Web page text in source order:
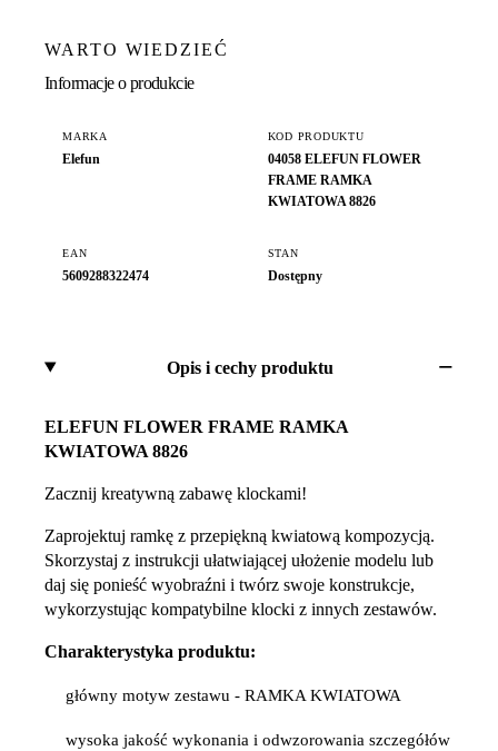
WARTO WIEDZIEĆ
Informacje o produkcie
MARKA
Elefun
KOD PRODUKTU
04058 ELEFUN FLOWER
FRAME RAMKA
KWIATOWA 8826
EAN
5609288322474
STAN
Dostępny
Opis i cechy produktu
ELEFUN FLOWER FRAME RAMKA
KWIATOWA 8826
Zacznij kreatywną zabawę klockami!
Zaprojektuj ramkę z przepiękną kwiatową kompozycją.
Skorzystaj z instrukcji ułatwiającej ułożenie modelu lub
daj się ponieść wyobraźni i twórz swoje konstrukcje,
wykorzystując kompatybilne klocki z innych zestawów.
Charakterystyka produktu:
główny motyw zestawu - RAMKA KWIATOWA
wysoka jakość wykonania i odwzorowania szczegółów